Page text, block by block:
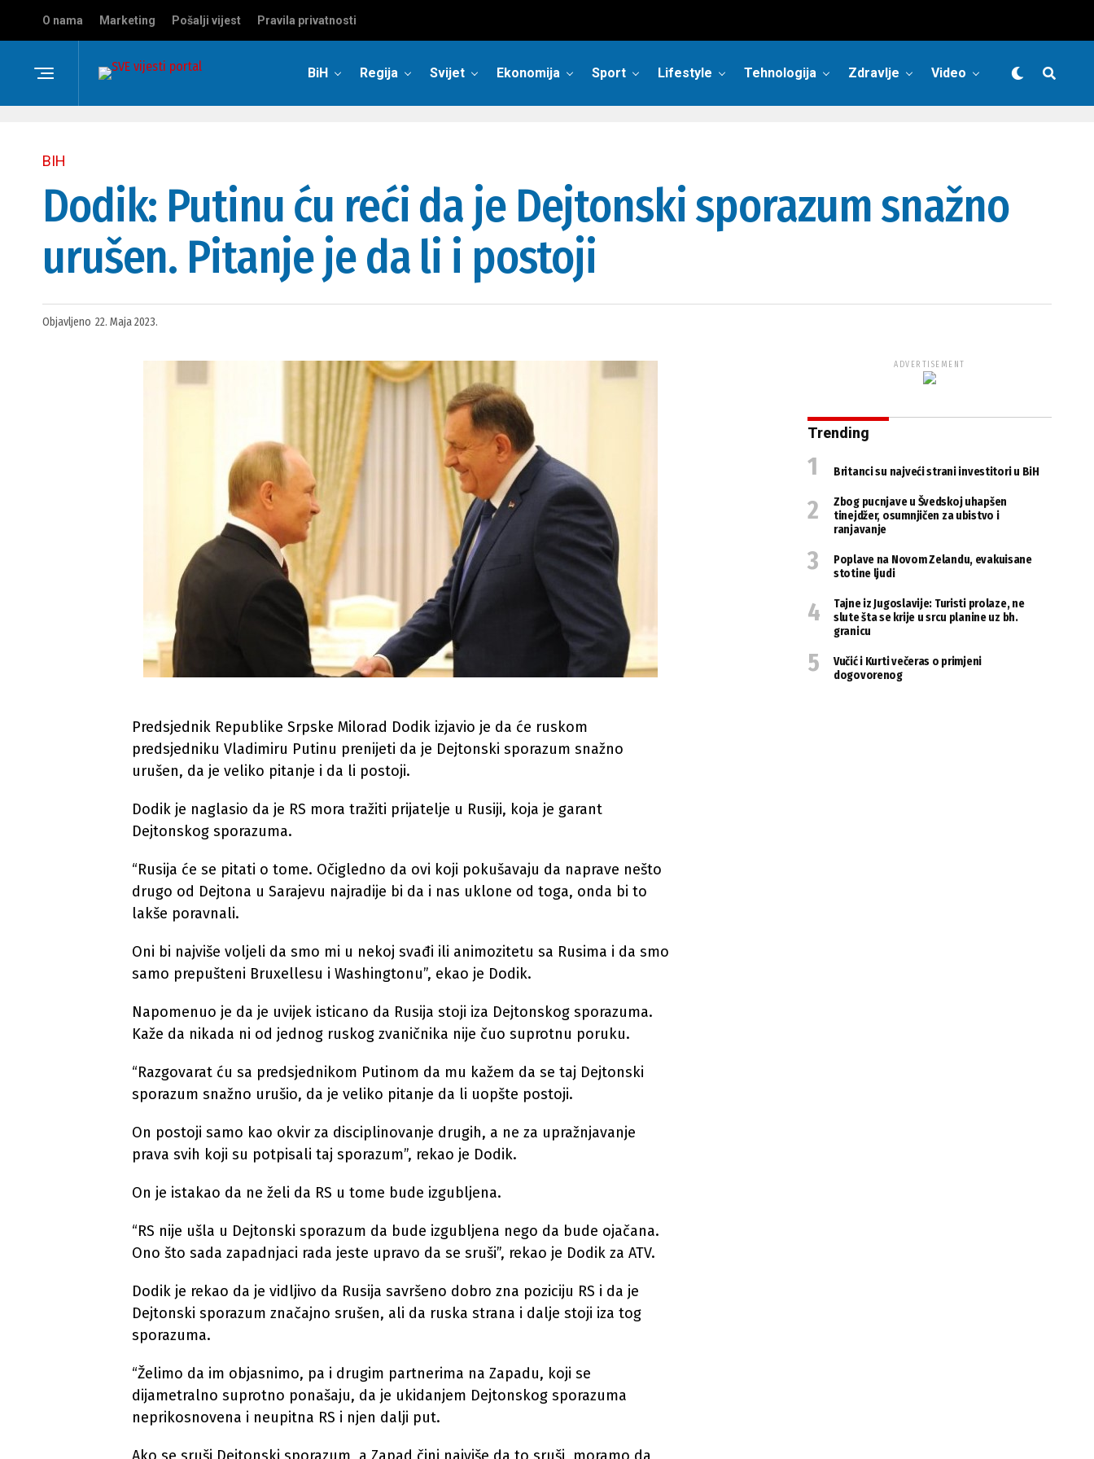
O nama Marketing Pošalji vijest Pravila privatnosti
BiH Regija Svijet Ekonomija Sport Lifestyle Tehnologija Zdravlje Video
BIH
Dodik: Putinu ću reći da je Dejtonski sporazum snažno
urušen. Pitanje je da li i postoji
Objavljeno 22. Maja 2023.
Predsjednik Republike Srpske Milorad Dodik izjavio je da će ruskom
predsjedniku Vladimiru Putinu prenijeti da je Dejtonski sporazum snažno
urušen, da je veliko pitanje i da li postoji.
Dodik je naglasio da je RS mora tražiti prijatelje u Rusiji, koja je garant
Dejtonskog sporazuma.
“Rusija će se pitati o tome. Očigledno da ovi koji pokušavaju da naprave nešto
drugo od Dejtona u Sarajevu najradije bi da i nas uklone od toga, onda bi to
lakše poravnali.
Oni bi najviše voljeli da smo mi u nekoj svađi ili animozitetu sa Rusima i da smo
samo prepušteni Bruxellesu i Washingtonu”, ekao je Dodik.
Napomenuo je da je uvijek isticano da Rusija stoji iza Dejtonskog sporazuma.
Kaže da nikada ni od jednog ruskog zvaničnika nije čuo suprotnu poruku.
“Razgovarat ću sa predsjednikom Putinom da mu kažem da se taj Dejtonski
sporazum snažno urušio, da je veliko pitanje da li uopšte postoji.
On postoji samo kao okvir za disciplinovanje drugih, a ne za upražnjavanje
prava svih koji su potpisali taj sporazum”, rekao je Dodik.
On je istakao da ne želi da RS u tome bude izgubljena.
“RS nije ušla u Dejtonski sporazum da bude izgubljena nego da bude ojačana.
Ono što sada zapadnjaci rada jeste upravo da se sruši”, rekao je Dodik za ATV.
Dodik je rekao da je vidljivo da Rusija savršeno dobro zna poziciju RS i da je
Dejtonski sporazum značajno srušen, ali da ruska strana i dalje stoji iza tog
sporazuma.
“Želimo da im objasnimo, pa i drugim partnerima na Zapadu, koji se
dijametralno suprotno ponašaju, da je ukidanjem Dejtonskog sporazuma
neprikosnovena i neupitna RS i njen dalji put.
ADVERTISEMENT
Trending
Britanci su najveći strani investitori u BiH
Zbog pucnjave u Švedskoj uhapšen
tinejdžer, osumnjičen za ubistvo i
ranjavanje
Poplave na Novom Zelandu, evakuisane
stotine ljudi
Tajne iz Jugoslavije: Turisti prolaze, ne
slute šta se krije u srcu planine uz bh.
granicu
Vučić i Kurti večeras o primjeni
dogovorenog